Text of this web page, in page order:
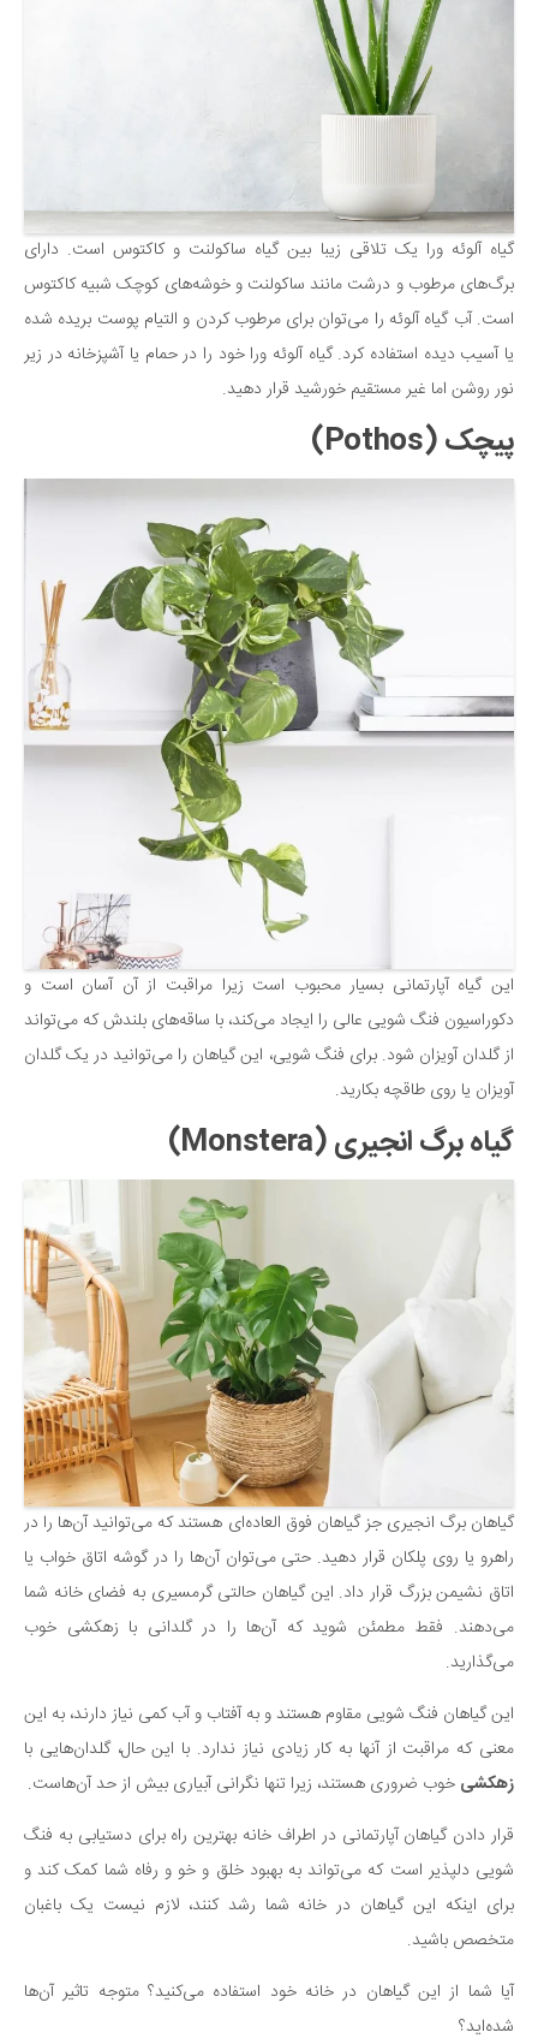
گیاه آلوئه‌ ورا یک تلاقی زیبا بین گیاه ساکولنت و کاکتوس است. دارای
برگ‌های مرطوب و درشت مانند ساکولنت و خوشه‌های کوچک شبیه کاکتوس
است. آب گیاه آلوئه را می‌توان برای مرطوب کردن و التیام پوست بریده شده
یا آسیب دیده استفاده کرد. گیاه آلوئه ورا خود را در حمام یا آشپزخانه در زیر
نور روشن اما غیر مستقیم خورشید قرار دهید.
پیچک (Pothos)
این گیاه آپارتمانی بسیار محبوب است زیرا مراقبت از آن آسان است و
دکوراسیون فنگ شویی عالی را ایجاد می‌کند، با ساقه‌های بلندش که می‌تواند
از گلدان آویزان شود. برای فنگ شویی، این گیاهان را می‌توانید در یک گلدان
آویزان یا روی طاقچه بکارید.
گیاه برگ انجیری (Monstera)
گیاهان برگ انجیری جز گیاهان فوق العاده‌ای هستند که می‌توانید آن‌ها را در
راهرو یا روی پلکان قرار دهید. حتی می‌توان آن‌ها را در گوشه اتاق خواب یا
اتاق نشیمن بزرگ قرار داد. این گیاهان حالتی گرمسیری به فضای خانه شما
می‌دهند. فقط مطمئن شوید که آن‌ها را در گلدانی با زهکشی خوب
می‌گذارید.
این گیاهان فنگ شویی مقاوم هستند و به آفتاب و آب کمی نیاز دارند، به این
معنی که مراقبت از آنها به کار زیادی نیاز ندارد. با این حال، گلدان‌هایی با
زهکشی خوب ضروری هستند، زیرا تنها نگرانی آبیاری بیش از حد آن‌هاست.
قرار دادن گیاهان آپارتمانی در اطراف خانه بهترین راه برای دستیابی به فنگ
شویی دلپذیر است که می‌تواند به بهبود خلق و خو و رفاه شما کمک کند و
برای اینکه این گیاهان در خانه شما رشد کنند، لازم نیست یک باغبان
متخصص باشید.
آیا شما از این گیاهان در خانه خود استفاده می‌کنید؟ متوجه تاثیر آن‌ها
شده‌اید؟